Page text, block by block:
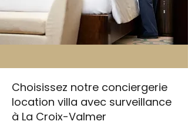
Choisissez notre conciergerie
location villa avec surveillance
à La Croix-Valmer